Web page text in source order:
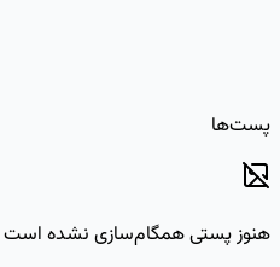
پست‌ها
هنوز پستی همگام‌سازی نشده است